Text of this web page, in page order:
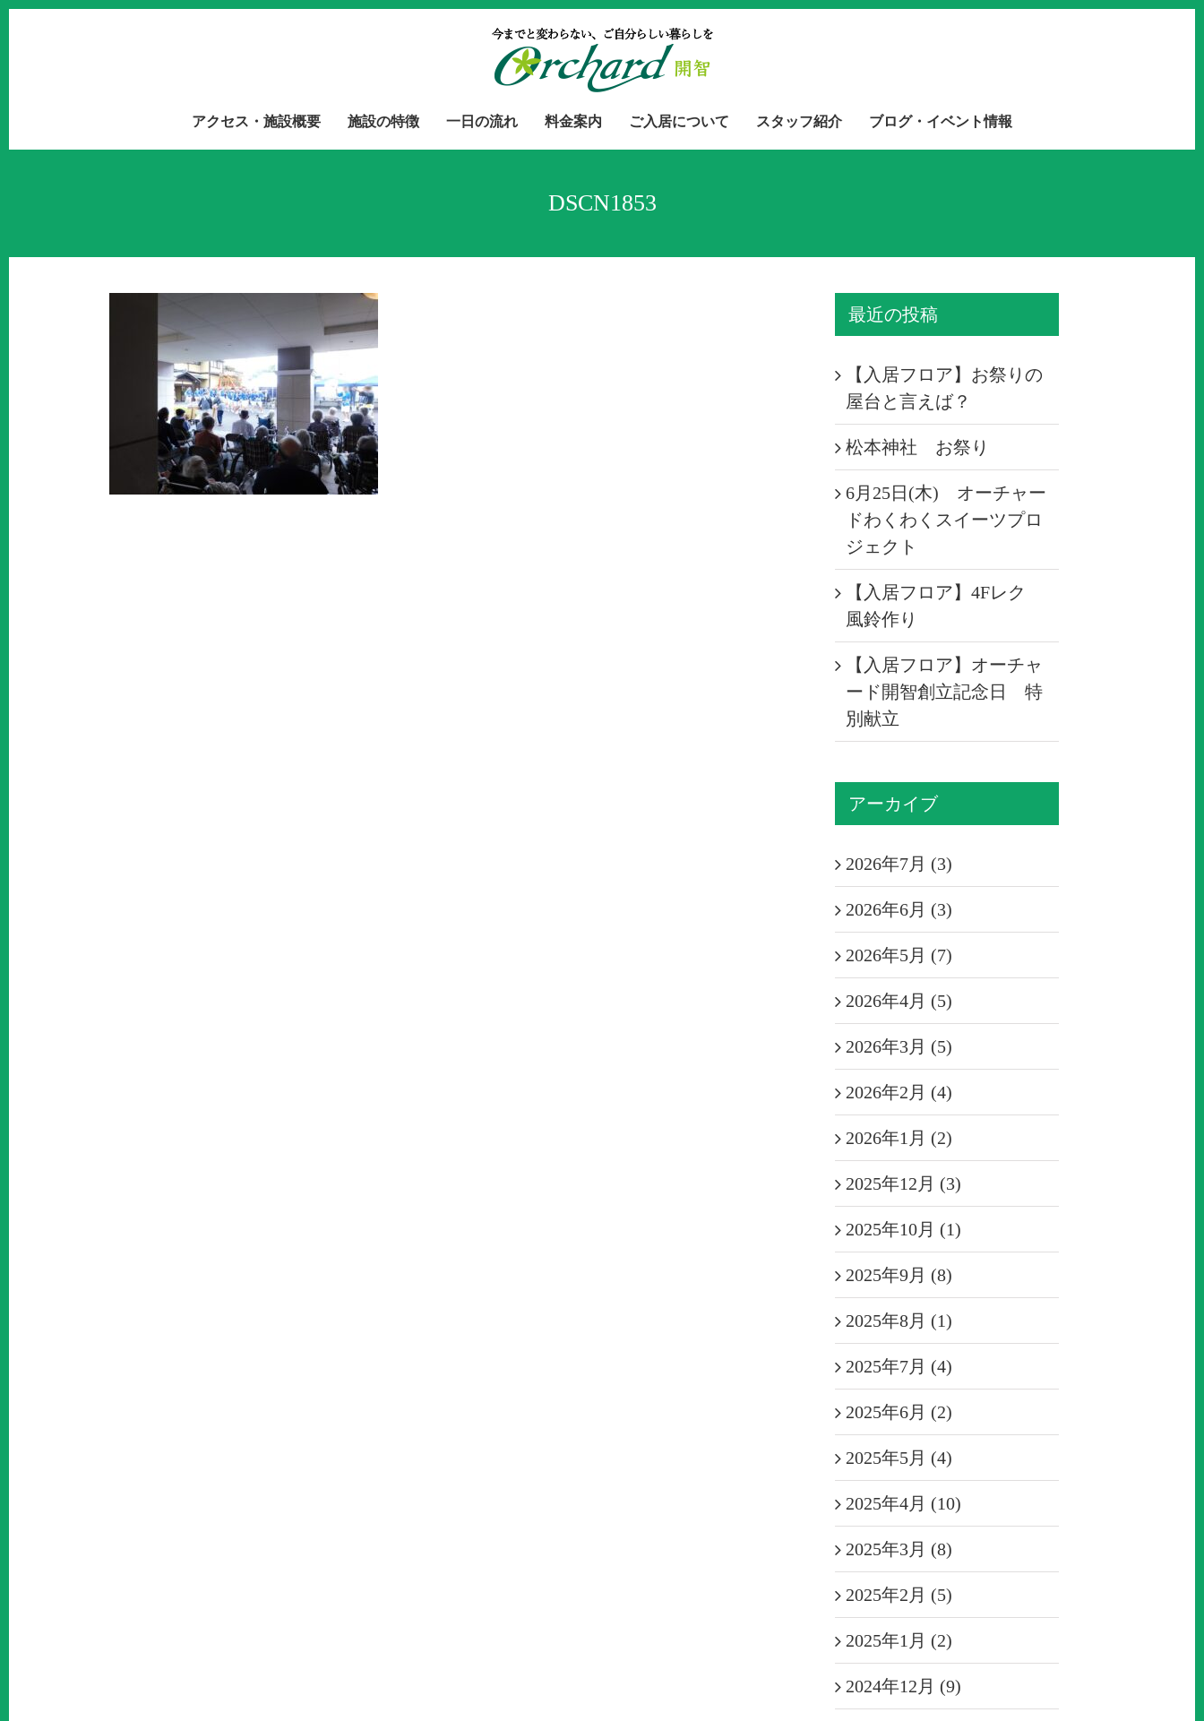
アクセス・施設概要 施設の特徴 一日の流れ 料金案内 ご入居について スタッフ紹介 ブログ・イベント情報
DSCN1853
最近の投稿
【入居フロア】お祭りの
屋台と言えば？
松本神社 お祭り
6月25日(木) オーチャー
ドわくわくスイーツプロ
ジェクト
【入居フロア】4Fレク
風鈴作り
【入居フロア】オーチャ
ード開智創立記念日 特
別献立
アーカイブ
2026年7月 (3)
2026年6月 (3)
2026年5月 (7)
2026年4月 (5)
2026年3月 (5)
2026年2月 (4)
2026年1月 (2)
2025年12月 (3)
2025年10月 (1)
2025年9月 (8)
2025年8月 (1)
2025年7月 (4)
2025年6月 (2)
2025年5月 (4)
2025年4月 (10)
2025年3月 (8)
2025年2月 (5)
2025年1月 (2)
2024年12月 (9)